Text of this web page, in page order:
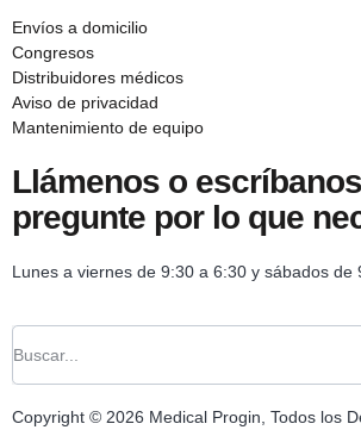
Envíos a domicilio
Congresos
Distribuidores médicos
Aviso de privacidad
Mantenimiento de equipo
Llámenos o
pregunte por lo que
Lunes a viernes de 9:30 a 6:30 y sábados de
Copyright © 2026 Medical Progin, Todos los